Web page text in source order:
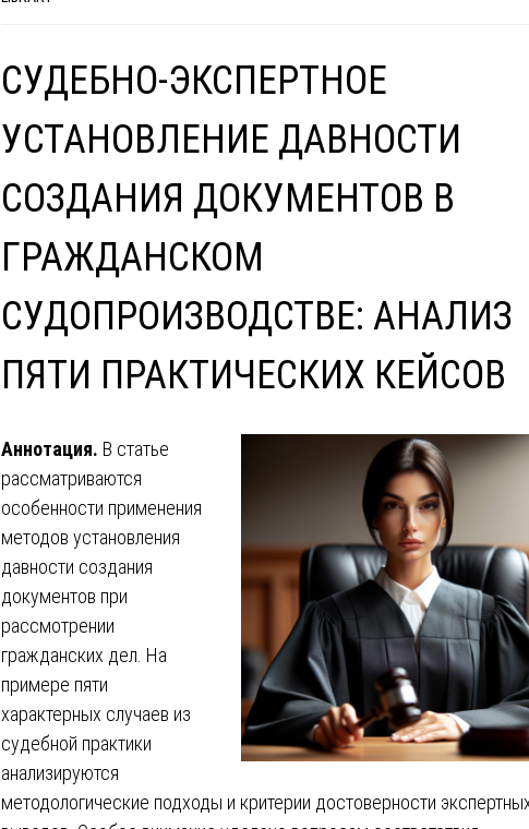
СУДЕБНО-ЭКСПЕРТНОЕ
УСТАНОВЛЕНИЕ ДАВНОСТИ
СОЗДАНИЯ ДОКУМЕНТОВ В
ГРАЖДАНСКОМ
СУДОПРОИЗВОДСТВЕ: АНАЛИЗ
ПЯТИ ПРАКТИЧЕСКИХ КЕЙСОВ
Аннотация. В статье
рассматриваются
особенности применения
методов установления
давности создания
документов при
рассмотрении
гражданских дел. На
примере пяти
характерных случаев из
судебной практики
анализируются
методологические подходы и критерии достоверности